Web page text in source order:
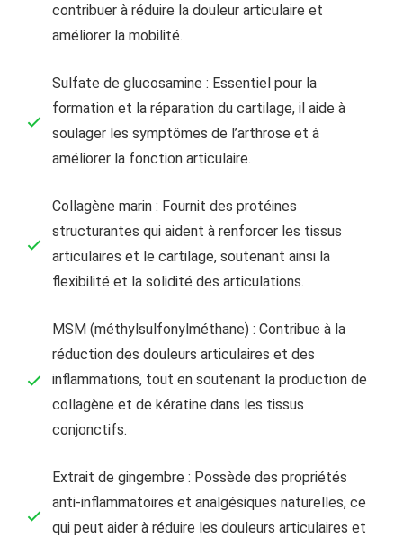
contribuer à réduire la douleur articulaire et
améliorer la mobilité.
Sulfate de glucosamine : Essentiel pour la
formation et la réparation du cartilage, il aide à
soulager les symptômes de l’arthrose et à
améliorer la fonction articulaire.
Collagène marin : Fournit des protéines
structurantes qui aident à renforcer les tissus
articulaires et le cartilage, soutenant ainsi la
flexibilité et la solidité des articulations.
MSM (méthylsulfonylméthane) : Contribue à la
réduction des douleurs articulaires et des
inflammations, tout en soutenant la production de
collagène et de kératine dans les tissus
conjonctifs.
Extrait de gingembre : Possède des propriétés
anti-inflammatoires et analgésiques naturelles, ce
qui peut aider à réduire les douleurs articulaires et